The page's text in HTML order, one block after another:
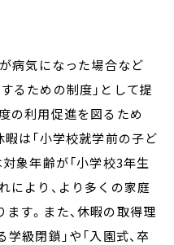
病気になった場合など
るための制度」として提
の利用促進を図るため
暇は「小学校就学前の子ど
象年齢が「小学校3年生
により、より多くの家庭
す。また、休暇の取得理
級閉鎖」や「入園式、卒